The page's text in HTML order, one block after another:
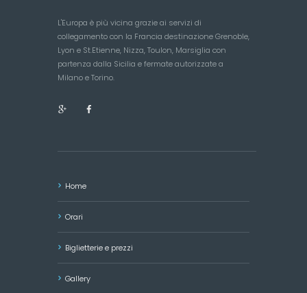
L'Europa è più vicina grazie ai servizi di
collegamento con la Francia destinazione Grenoble,
Lyon e St.Etienne, Nizza, Toulon, Marsiglia con
partenza dalla Sicilia e fermate autorizzate a
Milano e Torino.
Home
Orari
Biglietterie e prezzi
Gallery